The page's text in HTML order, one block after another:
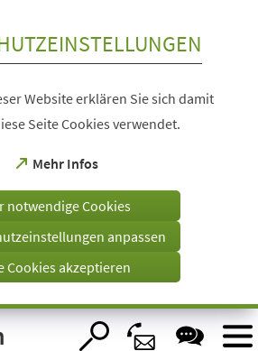
Website erklären Sie sich damit
Seite Cookies verwendet.
Mehr Infos
(Öffnet
einem
Tab)
notwendige Cookies
anpassen
Cookies akzeptieren